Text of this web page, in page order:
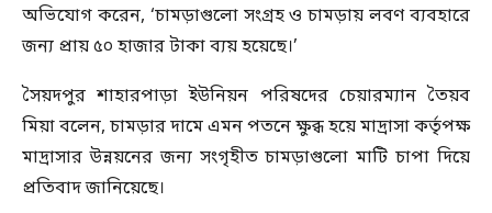
অভিযোগ করেন, ‘চামড়াগুলো সংগ্রহ ও চামড়ায় লবণ ব্যবহারে
জন্য প্রায় ৫০ হাজার টাকা ব্যয় হয়েছে।’
সৈয়দপুর শাহারপাড়া ইউনিয়ন পরিষদের চেয়ারম্যান তৈয়ব
মিয়া বলেন, চামড়ার দামে এমন পতনে ক্ষুব্ধ হয়ে মাদ্রাসা কর্তৃপক্ষ
মাদ্রাসার উন্নয়নের জন্য সংগৃহীত চামড়াগুলো মাটি চাপা দিয়ে
প্রতিবাদ জানিয়েছে।